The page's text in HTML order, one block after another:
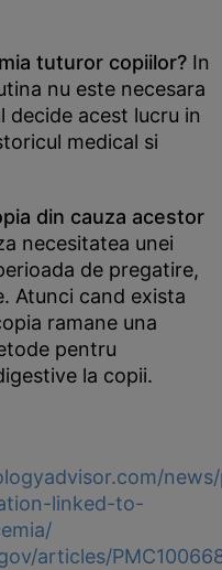
tuturor copiilor? In
nu este necesara
acest lucru in
medical si
din cauza acestor
necesitatea unei
de pregatire,
Atunci cand exista
ramane una
pentru
la copii.
linked-to-
articles/